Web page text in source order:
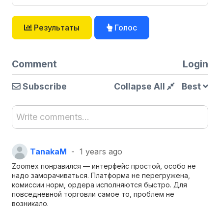
Результаты Голос
Comment Login
Subscribe Best
Collapse All
Write comments...
TanakaM 1 years ago
Zoomex понравился — интерфейс простой, особо не
надо заморачиваться. Платформа не перегружена,
комиссии норм, ордера исполняются быстро. Для
повседневной торговли самое то, проблем не
возникало.